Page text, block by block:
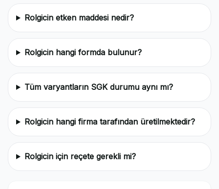
Rolgicin etken maddesi nedir?
Rolgicin hangi formda bulunur?
Tüm varyantların SGK durumu aynı mı?
Rolgicin hangi firma tarafından üretilmektedir?
Rolgicin için reçete gerekli mi?